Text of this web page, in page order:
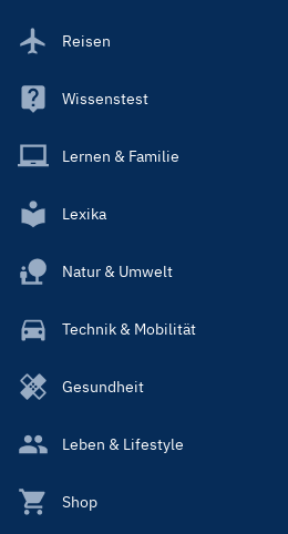
Reisen
Wissenstest
Lernen & Familie
Lexika
Natur & Umwelt
Technik & Mobilität
Gesundheit
Leben & Lifestyle
Shop